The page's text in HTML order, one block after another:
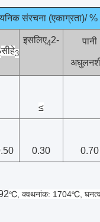
संरचना (एकाग्रता)/ %
सीहे3
इसलिए42- पानी
≤
0.30 0.70
℃, क्वथनांक: 1704℃, घनत्व: